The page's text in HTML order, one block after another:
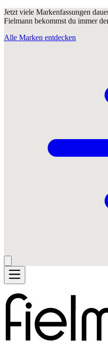
Jetzt viele Markenfassungen
Fielmann bekommst du immer
Alle Marken entdecken